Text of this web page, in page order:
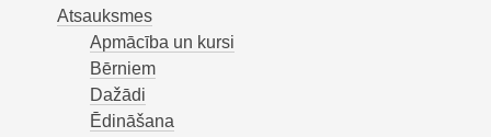
Atsauksmes
Apmācība un kursi
Bērniem
Dažādi
Ēdināšana